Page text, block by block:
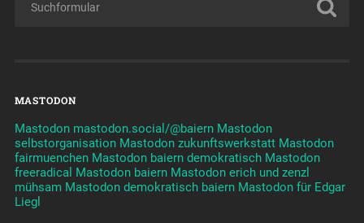
MASTODON
Mastodon mastodon.social/@baiern Mastodon
selbstorganisation Mastodon zukunftswerkstatt Mastodon
fairmuenchen Mastodon baiern demokratisch Mastodon
freeradical Mastodon baiern Mastodon erich und zenzl
mühsam Mastodon demokratisch baiern Mastodon für Edgar
Liegl